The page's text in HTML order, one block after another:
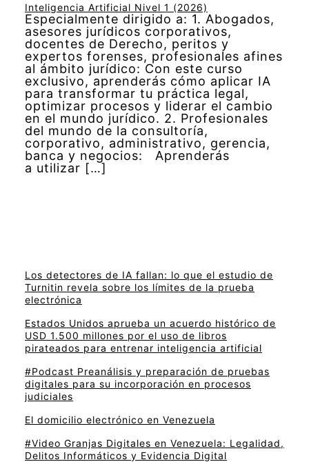
Inteligencia Artificial Nivel 1 (2026)
Especialmente dirigido a: 1. Abogados,
asesores jurídicos corporativos,
docentes de Derecho, peritos y
expertos forenses, profesionales afines
al ámbito jurídico: Con este curso
exclusivo, aprenderás cómo aplicar IA
para transformar tu práctica legal,
optimizar procesos y liderar el cambio
en el mundo jurídico. 2. Profesionales
del mundo de la consultoría,
corporativo, administrativo, gerencia,
banca y negocios: Aprenderás
a utilizar […]
Los detectores de IA fallan: lo que el estudio de
Turnitin revela sobre los límites de la prueba
electrónica
Estados Unidos aprueba un acuerdo histórico de
USD 1.500 millones por el uso de libros
pirateados para entrenar inteligencia artificial
#Podcast Preanálisis y preparación de pruebas
digitales para su incorporación en procesos
judiciales
El domicilio electrónico en Venezuela
#Video Granjas Digitales en Venezuela: Legalidad,
Delitos Informáticos y Evidencia Digital